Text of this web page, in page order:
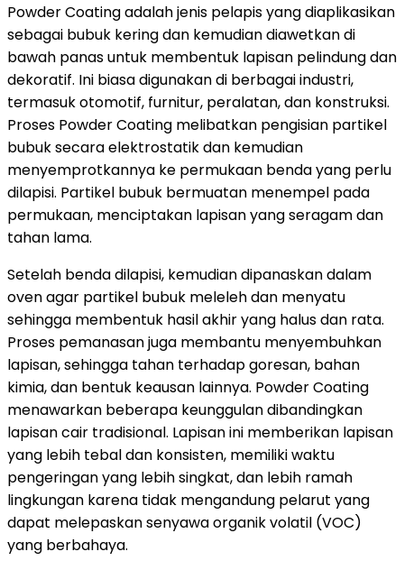
Powder Coating adalah jenis pelapis yang diaplikasikan
sebagai bubuk kering dan kemudian diawetkan di
bawah panas untuk membentuk lapisan pelindung dan
dekoratif. Ini biasa digunakan di berbagai industri,
termasuk otomotif, furnitur, peralatan, dan konstruksi.
Proses Powder Coating melibatkan pengisian partikel
bubuk secara elektrostatik dan kemudian
menyemprotkannya ke permukaan benda yang perlu
dilapisi. Partikel bubuk bermuatan menempel pada
permukaan, menciptakan lapisan yang seragam dan
tahan lama.
Setelah benda dilapisi, kemudian dipanaskan dalam
oven agar partikel bubuk meleleh dan menyatu
sehingga membentuk hasil akhir yang halus dan rata.
Proses pemanasan juga membantu menyembuhkan
lapisan, sehingga tahan terhadap goresan, bahan
kimia, dan bentuk keausan lainnya. Powder Coating
menawarkan beberapa keunggulan dibandingkan
lapisan cair tradisional. Lapisan ini memberikan lapisan
yang lebih tebal dan konsisten, memiliki waktu
pengeringan yang lebih singkat, dan lebih ramah
lingkungan karena tidak mengandung pelarut yang
dapat melepaskan senyawa organik volatil (VOC)
yang berbahaya.